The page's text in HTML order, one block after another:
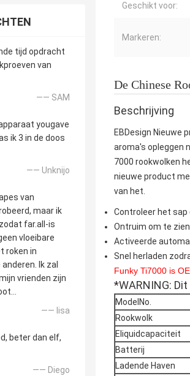
tijd opdracht
van
—— SAM
yougave
ik 3 in de doos
—— Unknijo
van
maar ik
far.all-is
vloeibare
roken in
Ik zal
vrienden zijn
—— lisa
beter dan elf,
—— Diego
Geschikt voor:
Markeren:
De Chinese
Beschrijving
EBDesign Nieuwe
aroma's opleggen
7000 rookwolken
nieuwe product
van het.
Controleer het
Ontruim om te
Activeerde
Snel herladen
Funky Ti7000 is
*WARNING:
ModelNo.
Rookwolk
Eliquidcapaciteit
Batterij
Ladende Haven